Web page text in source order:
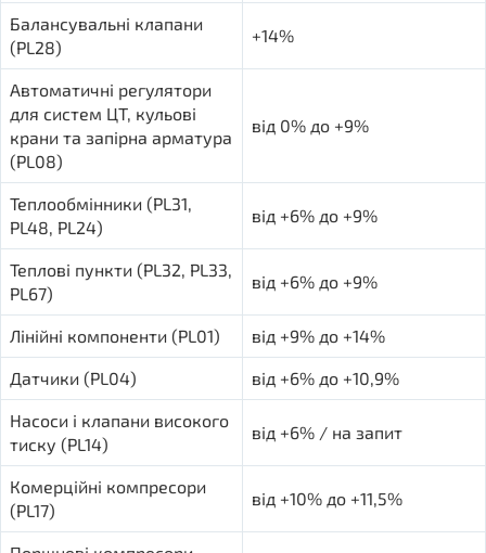
Балансувальні клапани
(PL28)
+14%
Автоматичні регулятори
для систем ЦТ, кульові
крани та запірна арматура
(PL08)
від 0% до +9%
Теплообмінники (PL31,
PL48, PL24)
від +6% до +9%
Теплові пункти (PL32, PL33,
PL67)
від +6% до +9%
Лінійні компоненти (PL01) від +9% до +14%
Датчики (PL04) від +6% до +10,9%
Насоси і клапани високого
тиску (PL14)
від +6% / на запит
Комерційні компресори
(PL17)
від +10% до +11,5%